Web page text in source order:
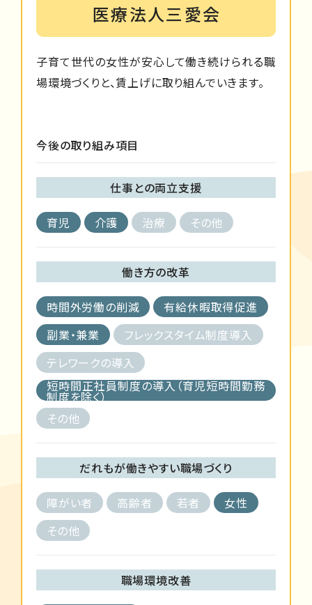
医療法人三愛会
子育て世代の女性が安心して働き続けられる職
場環境づくりと、賃上げに取り組んでいきます。
今後の取り組み項目
仕事との両立支援
育児 介護 治療 その他
働き方の改革
時間外労働の削減
有給休暇取得促進
副業・兼業
フレックスタイム制度導入
テレワークの導入
短時間正社員制度の導入（育児短時間勤務
制度を除く）
その他
だれもが働きやすい職場づくり
障がい者 高齢者 若者
女性
その他
職場環境改善